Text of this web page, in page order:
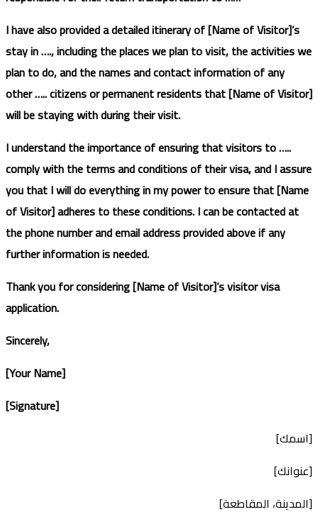
I have also provided a detailed itinerary of [Name of Visitor]’s
stay in …., including the places we plan to visit, the activities we
plan to do, and the names and contact information of any
other ….. citizens or permanent residents that [Name of Visitor]
will be staying with during their visit.
I understand the importance of ensuring that visitors to …..
comply with the terms and conditions of their visa, and I assure
you that I will do everything in my power to ensure that [Name
of Visitor] adheres to these conditions. I can be contacted at
the phone number and email address provided above if any
further information is needed.
Thank you for considering [Name of Visitor]’s visitor visa
application.
Sincerely,
[Your Name]
[Signature]
[اسمك]
[عنوانك]
[المدينة، المقاطعة]